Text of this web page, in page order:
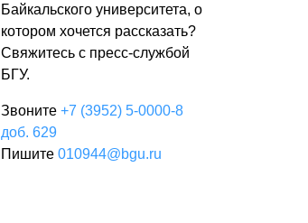
Байкальского университета, о
котором хочется рассказать?
Свяжитесь с пресс-службой
БГУ.
Звоните +7 (3952) 5-0000-8
доб. 629
Пишите 010944@bgu.ru